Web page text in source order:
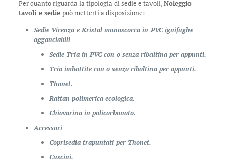
Per quanto riguarda la tipologia di sedie e tavoli,Noleggio
tavoli e sedie può metterti a disposizione:
Sedie Vicenza e Kristal monoscocca in PVC ignifughe
agganciabili
Sedie Tria in PVC con o senza ribaltina per appunti.
Tria imbottite con o senza ribaltina per appunti.
Thonet.
Rattan polimerica ecologica.
Chiavarina in policarbonato.
Accessori
Coprisedia trapuntati per Thonet.
Cuscini.